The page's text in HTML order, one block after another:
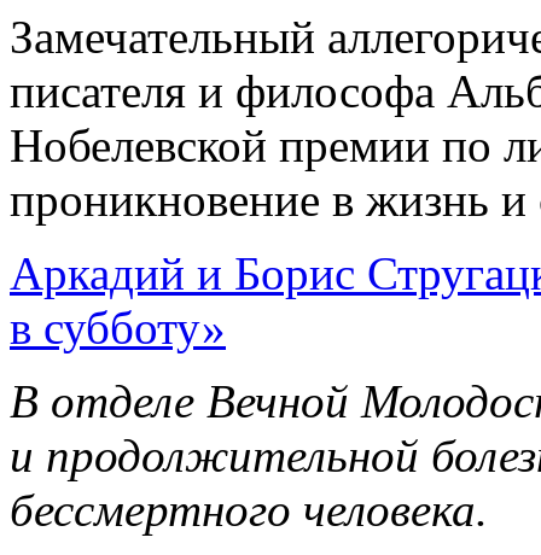
Замечательный
писателя и философа
Нобелевской премии по
проникновение в жизнь и
Аркадий и Борис
в субботу»
В отделе Вечной
и продолжительной
бессмертного человека.